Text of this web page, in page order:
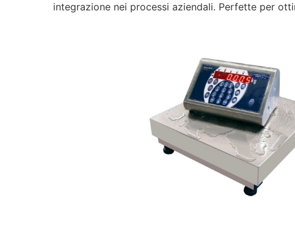
integrazione nei processi aziendali. Perfette per